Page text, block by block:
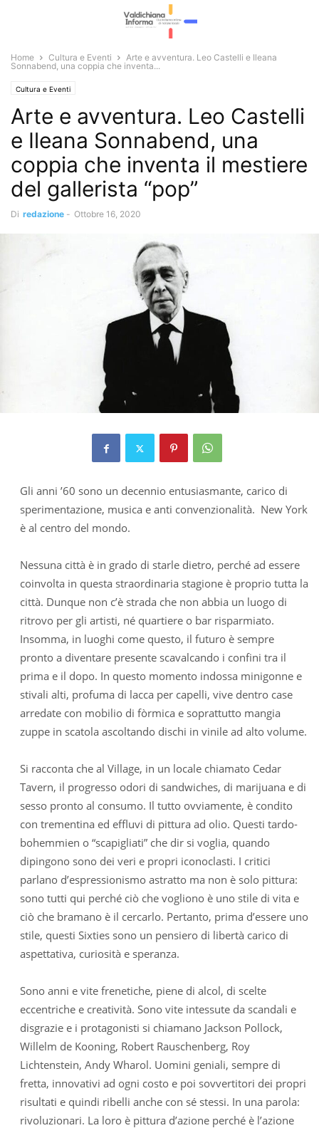
Home Cultura e Eventi
Arte e avventura. Leo Castelli e Ileana
Sonnabend, una coppia che inventa...
Cultura e Eventi
Arte e avventura. Leo Castelli
e Ileana Sonnabend, una
coppia che inventa il mestiere
del gallerista “pop”
Di redazione - Ottobre 16, 2020
Gli anni ’60 sono un decennio entusiasmante, carico di
sperimentazione, musica e anti convenzionalità. New York
è al centro del mondo.
Nessuna città è in grado di starle dietro, perché ad essere
coinvolta in questa straordinaria stagione è proprio tutta la
città. Dunque non c’è strada che non abbia un luogo di
ritrovo per gli artisti, né quartiere o bar risparmiato.
Insomma, in luoghi come questo, il futuro è sempre
pronto a diventare presente scavalcando i confini tra il
prima e il dopo. In questo momento indossa minigonne e
stivali alti, profuma di lacca per capelli, vive dentro case
arredate con mobilio di fòrmica e soprattutto mangia
zuppe in scatola ascoltando dischi in vinile ad alto volume.
Si racconta che al Village, in un locale chiamato Cedar
Tavern, il progresso odori di sandwiches, di marijuana e di
sesso pronto al consumo. Il tutto ovviamente, è condito
con trementina ed effluvi di pittura ad olio. Questi tardo-
bohemmien o “scapigliati” che dir si voglia, quando
dipingono sono dei veri e propri iconoclasti. I critici
parlano d’espressionismo astratto ma non è solo pittura:
sono tutti qui perché ciò che vogliono è uno stile di vita e
ciò che bramano è il cercarlo. Pertanto, prima d’essere uno
stile, questi Sixties sono un pensiero di libertà carico di
aspettativa, curiosità e speranza.
Sono anni e vite frenetiche, piene di alcol, di scelte
eccentriche e creatività. Sono vite intessute da scandali e
disgrazie e i protagonisti si chiamano Jackson Pollock,
Willelm de Kooning, Robert Rauschenberg, Roy
Lichtenstein, Andy Wharol. Uomini geniali, sempre di
fretta, innovativi ad ogni costo e poi sovvertitori dei propri
risultati e quindi ribelli anche con sé stessi. In una parola:
rivoluzionari. La loro è pittura d’azione perché è l’azione